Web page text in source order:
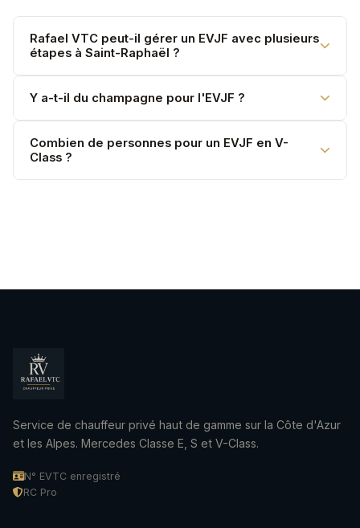
Rafael VTC peut-il gérer un EVJF avec plusieurs
étapes à Saint-Raphaël ?
Oui. Mise à disposition soirée : le chauffeur vous
accompagne d'une adresse à l'autre toute la nuit.
Y a-t-il du champagne pour l'EVJF ?
Oui, champagne offert pour la future mariée. D'autres
boissons disponibles sur demande.
Combien de personnes pour un EVJF en V-
Class ?
Service de chauffeur privé haut de gamme sur la Côte d'Azur
et les Alpes. Mercedes Classe E, S et V-Class.
N° EVTC enregistré
RC Pro